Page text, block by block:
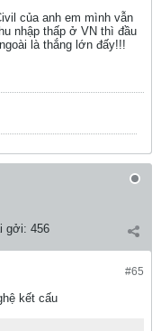
của anh em mình vẫn
nhập thấp ở VN thì đầu
là thắng lớn đấy!!!
gởi: 456
#65
kết cấu